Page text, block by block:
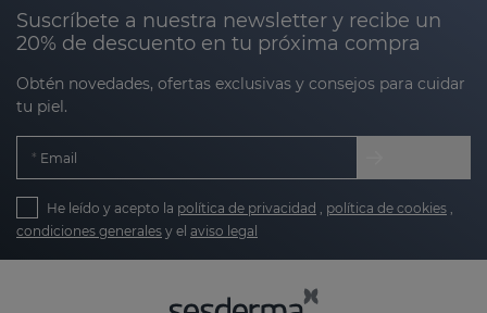
piel, proporcionando resultados visibles y
duraderos.
¿Qué causa la flacidez facial?
envejecimiento, pero también puede verse
aceleradapor factores como la exposición excesiva
al sol, el tabaco, el estrés oxidativo, factores
genéticos y hábitos alimenticios poco saludables,
entre otros. La flacidez facial suele manifestarse
la piel es más fina,principalmente en áreas como el
Suscríbete a nuestra newsletter y recibe un
20% de descuento en tu próxima compra
Obtén novedades, ofertas exclusivas y consejos para cuidar
tu piel.
Email
He leído y acepto la política de privacidad , política de cookies ,
condiciones generales y el aviso legal